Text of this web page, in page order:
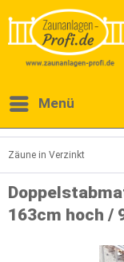
Menü
Zäune in Verzinkt
163cm hoch /